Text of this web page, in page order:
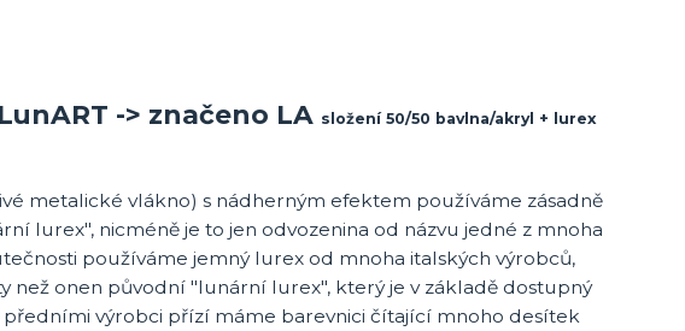
-> značeno LA složení 50/50 bavlna/akryl + lurex
metalické vlákno) s nádherným efektem používáme zásadně
lurex", nicméně je to jen odvozenina od názvu jedné z mnoha
používáme jemný lurex od mnoha italských výrobců,
než onen původní "lunární lurex", který je v základě dostupný
výrobci přízí máme barevnici čítající mnoho desítek